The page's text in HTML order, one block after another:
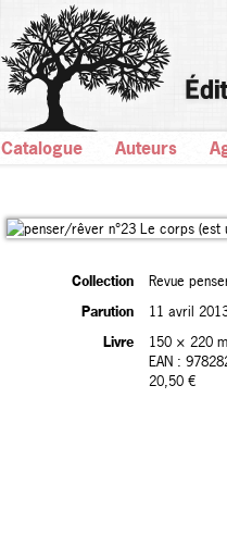
Catalogue Auteurs
Collection
Revue
Parution
11 avril
Livre
150 × 220
EAN :
20,50 €